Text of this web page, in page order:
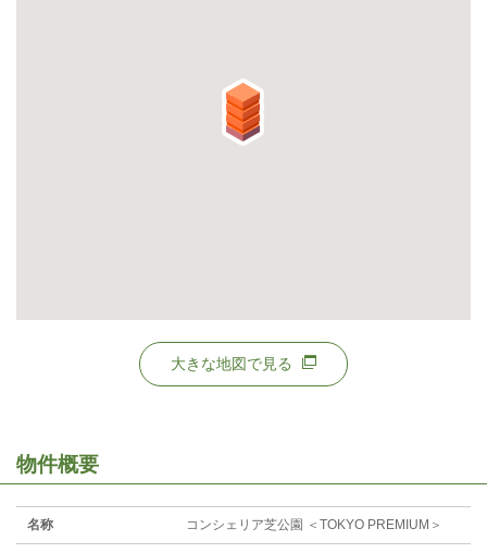
大きな地図で見る
物件概要
名称 コンシェリア芝公園 ＜TOKYO PREMIUM＞